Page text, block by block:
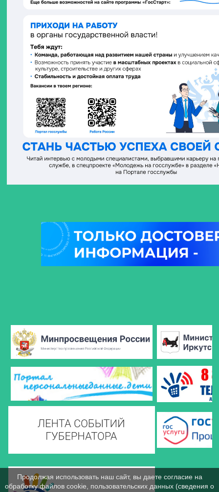
Продолжая использовать наш сайт, вы даете согласие на
обработку файлов cookie, пользовательских данных (сведения о